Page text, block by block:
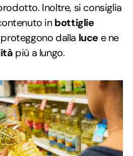
Inoltre, si consiglia
inbottiglie
dalla luce e ne
più a lungo.